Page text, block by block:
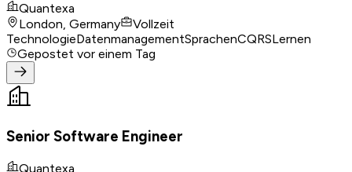
Quantexa
London, Germany
Vollzeit
TechnologieDatenmanagementSprachenCQRSLernen
Gepostet vor einem Tag
Senior Software Engineer
Quantexa